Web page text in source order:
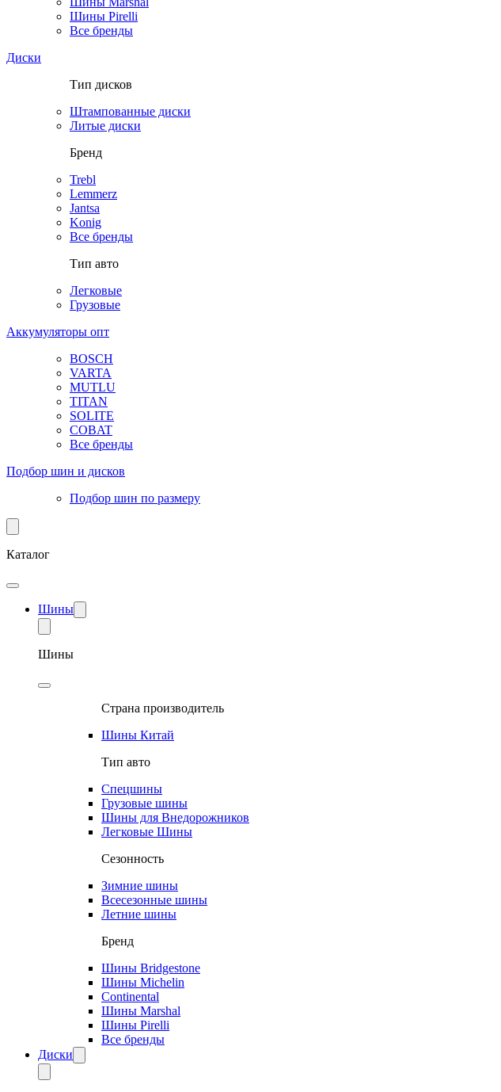
Шины Pirelli
Все бренды
Диски
Тип дисков
Штампованные диски
Литые диски
Бренд
Trebl
Lemmerz
Jantsa
Konig
Все бренды
Тип авто
Легковые
Грузовые
Аккумуляторы опт
BOSCH
VARTA
MUTLU
TITAN
SOLITE
COBAT
Все бренды
Подбор шин и дисков
Подбор шин по размеру
Каталог
Шины
Шины
Страна производитель
Шины Китай
Тип авто
Спецшины
Грузовые шины
Шины для Внедорожников
Легковые Шины
Сезонность
Зимние шины
Всесезонные шины
Летние шины
Бренд
Шины Bridgestone
Шины Michelin
Continental
Шины Marshal
Шины Pirelli
Все бренды
Диски